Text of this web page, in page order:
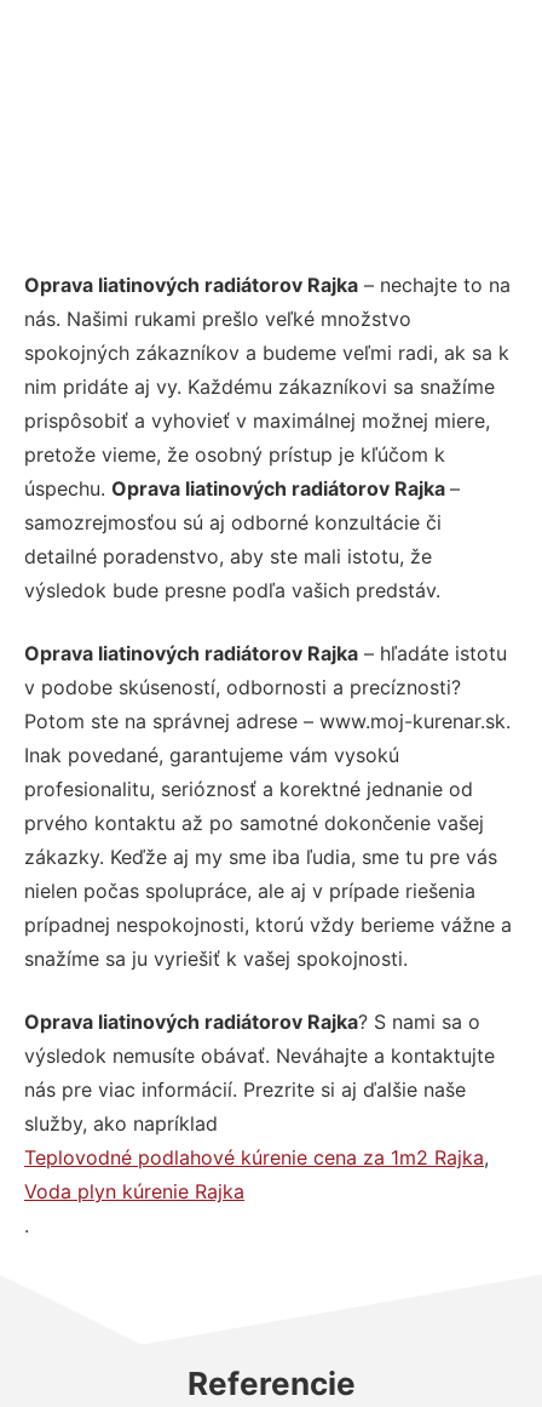
Oprava liatinových radiátorov Rajka – nechajte to na
nás. Našimi rukami prešlo veľké množstvo
spokojných zákazníkov a budeme veľmi radi, ak sa k
nim pridáte aj vy. Každému zákazníkovi sa snažíme
prispôsobiť a vyhovieť v maximálnej možnej miere,
pretože vieme, že osobný prístup je kľúčom k
úspechu. Oprava liatinových radiátorov Rajka –
samozrejmosťou sú aj odborné konzultácie či
detailné poradenstvo, aby ste mali istotu, že
výsledok bude presne podľa vašich predstáv.
Oprava liatinových radiátorov Rajka – hľadáte istotu
v podobe skúseností, odbornosti a precíznosti?
Potom ste na správnej adrese – www.moj-kurenar.sk.
Inak povedané, garantujeme vám vysokú
profesionalitu, serióznosť a korektné jednanie od
prvého kontaktu až po samotné dokončenie vašej
zákazky. Keďže aj my sme iba ľudia, sme tu pre vás
nielen počas spolupráce, ale aj v prípade riešenia
prípadnej nespokojnosti, ktorú vždy berieme vážne a
snažíme sa ju vyriešiť k vašej spokojnosti.
Oprava liatinových radiátorov Rajka? S nami sa o
výsledok nemusíte obávať. Neváhajte a kontaktujte
nás pre viac informácií. Prezrite si aj ďalšie naše
služby, ako napríklad
Teplovodné podlahové kúrenie cena za 1m2 Rajka,
Voda plyn kúrenie Rajka
.
Referencie